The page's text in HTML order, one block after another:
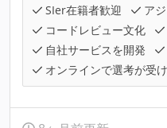
SIer在籍者歓迎
ア
コードレビュー文化
自社サービスを開発
オンラインで選考が受